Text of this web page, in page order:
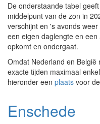
De onderstaande tabel
middelpunt van de zon in
verschijnt en 's avonds
een eigen daglengte en
opkomt en ondergaat.
Omdat Nederland en
exacte tijden maximaal
hieronder een plaats voor
Enschede